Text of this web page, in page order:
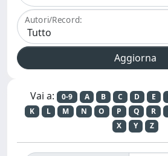
Autori/Record:
Vai a: 0-9 A B C D E
K
L M N O P Q R
X
Y Z